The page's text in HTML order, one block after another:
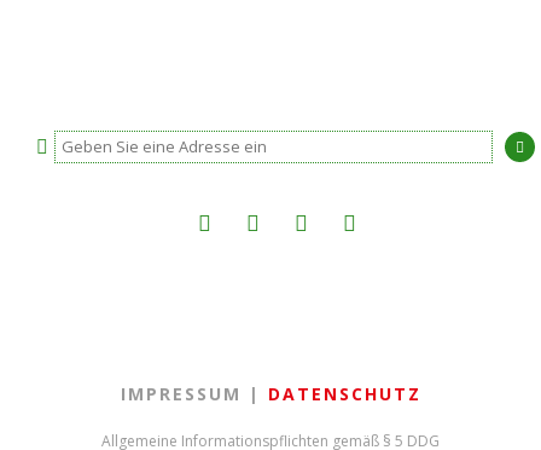
IMPRESSUM | DATENSCHUTZ
Allgemeine Informationspflichten gemäß § 5 DDG